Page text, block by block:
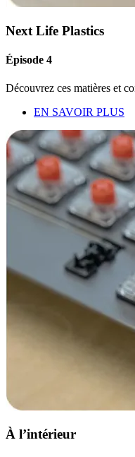
Next Life Plastics
Épisode 4
Découvrez ces matières et
EN SAVOIR PLUS
À l’intérieur